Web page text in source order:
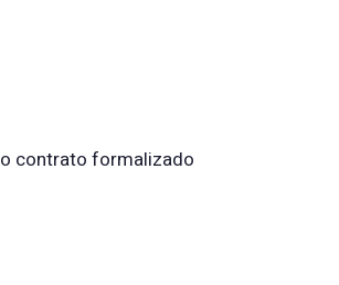
contrato formalizado